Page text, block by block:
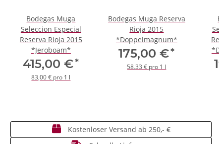
Bodegas Muga
Seleccion Especial
Reserva Rioja 2015
*Jeroboam*
415,00 €*
83,00 € pro 1 l
Bodegas Muga Reserva
Rioja 2015
*Doppelmagnum*
175,00 €*
58,33 € pro 1 l
Kostenloser Versand ab 250,- €